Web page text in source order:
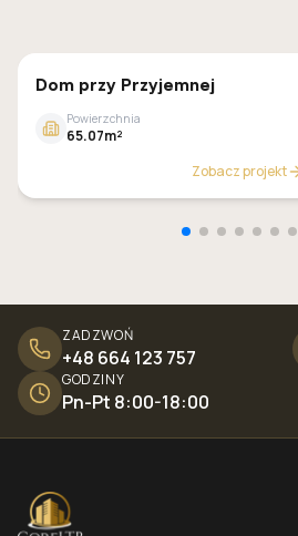
GALERIA DOMÓW
Dom przy Przyjemnej
Powierzchnia
65.07m²
Zobacz projekt
ZADZWOŃ
+48 664 123 757
GODZINY
Pn-Pt 8:00-18:00